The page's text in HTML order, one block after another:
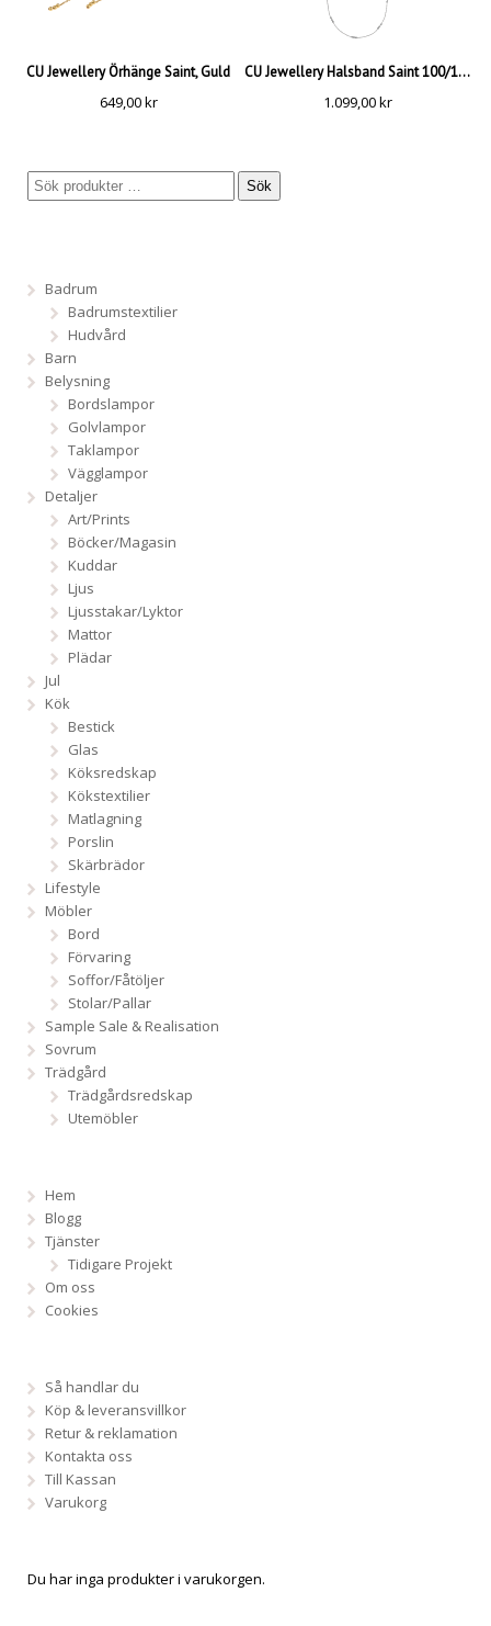
CU Jewellery Örhänge Saint, Guld
649,00kr
CU Jewellery Halsband Saint 100/105, Silver
1.099,00kr
Sök
Badrum
Badrumstextilier
Hudvård
Barn
Belysning
Bordslampor
Golvlampor
Taklampor
Vägglampor
Detaljer
Art/Prints
Böcker/Magasin
Kuddar
Ljus
Ljusstakar/Lyktor
Mattor
Plädar
Jul
Kök
Bestick
Glas
Köksredskap
Kökstextilier
Matlagning
Porslin
Skärbrädor
Lifestyle
Möbler
Bord
Förvaring
Soffor/Fåtöljer
Stolar/Pallar
Sample Sale & Realisation
Sovrum
Trädgård
Trädgårdsredskap
Utemöbler
Hem
Blogg
Tjänster
Tidigare Projekt
Om oss
Cookies
Så handlar du
Köp & leveransvillkor
Retur & reklamation
Kontakta oss
Till Kassan
Varukorg
Du har inga produkter i varukorgen.